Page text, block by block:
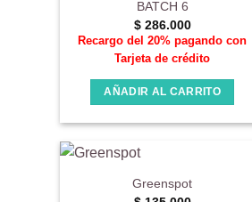
BATCH 6
$286.000
Recargo del 20% pagando con
Tarjeta de crédito
AÑADIR AL CARRITO
Greenspot